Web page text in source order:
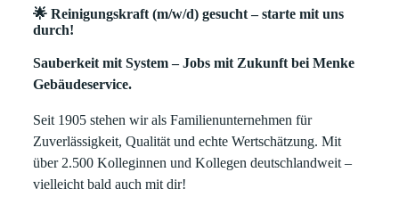
🌟 Reinigungskraft (m/w/d) gesucht – starte mit uns
durch!
Sauberkeit mit System – Jobs mit Zukunft bei Menke
Gebäudeservice.
Seit 1905 stehen wir als Familienunternehmen für
Zuverlässigkeit, Qualität und echte Wertschätzung. Mit
über 2.500 Kolleginnen und Kollegen deutschlandweit –
vielleicht bald auch mit dir!